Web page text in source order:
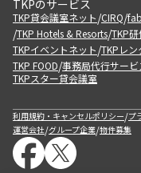
TKPのサービス
TKP貸会議室ネット/CIRQ/
/TKP Hotels & Resorts/TKP
TKPイベントネット/TKPレン
TKP FOOD/事務局代行サービ
TKPスター貸会議室
利用規約・キャンセルポリシー/プ
運営会社/グループ企業/物件募集